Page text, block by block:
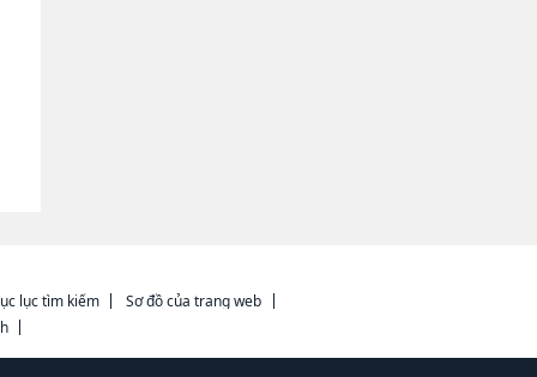
lục tìm kiếm
Sơ đồ của trang web